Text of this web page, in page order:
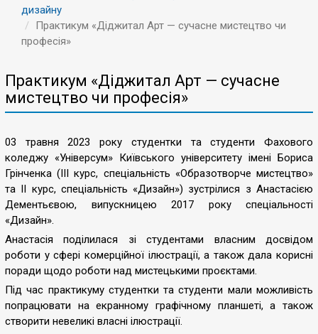
дизайну
Практикум «Діджитал Арт — сучасне мистецтво чи
професія»
Практикум «Діджитал Арт — сучасне
мистецтво чи професія»
03 травня 2023 року студентки та студенти Фахового
коледжу «Універсум» Київського університету імені Бориса
Грінченка (ІІІ курс, спеціальність «Образотворче мистецтво»
та ІІ курс, спеціальність «Дизайн») зустрілися з Анастасією
Дементьєвою, випускницею 2017 року спеціальності
«Дизайн».
Анастасія поділилася зі студентами власним досвідом
роботи у сфері комерційної ілюстрації, а також дала корисні
поради щодо роботи над мистецькими проєктами.
Під час практикуму студентки та студенти мали можливість
попрацювати на екранному графічному планшеті, а також
створити невеликі власні ілюстрації.